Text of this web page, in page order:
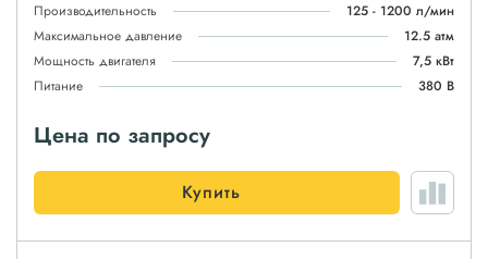
Производительность
125 - 1200 л/мин
Максимальное давление
12.5 атм
Мощность двигателя
7,5 кВт
Питание
380 В
Цена по запросу
Купить